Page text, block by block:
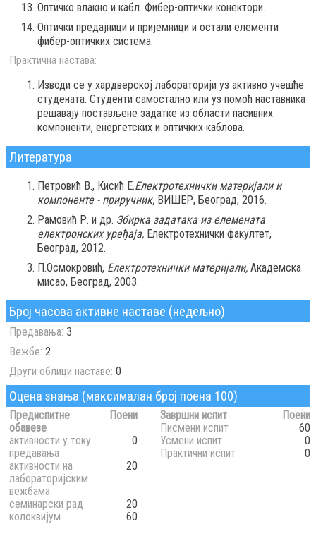
Оптичко влакно и кабл. Фибер-оптички конектори.
Оптички предајници и пријемници и остали елементи
фибер-оптичких система.
Практична настава:
Изводи се у хардверској лабораторији уз активно учешће
студената. Студенти самостално или уз помоћ наставника
решавају постављене задатке из области пасивних
компоненти, енергетских и оптичких каблова.
Литература
Петровић В., Кисић Е.Електротехнички материјали и
компоненте - приручник, ВИШЕР, Београд, 2016.
Рамовић Р. и др. Збирка задатака из елемената
електронских уређаја, Електротехнички факултет,
Београд, 2012.
П.Осмокровић, Електротехнички материјали, Академска
мисао, Београд, 2003.
Број часова активне наставе (недељно)
Предавања: 3
Вежбе: 2
Други облици наставе: 0
Оцена знања (максималан број поена 100)
Предиспитне
обавезе
Поени
активности у току
предавања
0
активности на
лабораторијским
вежбама
20
семинарски рад
20
колоквијум
60
Завршни испит
Поени
Писмени испит
60
Усмени испит
0
Практични испит
0